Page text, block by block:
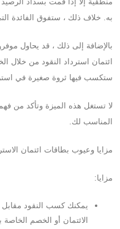
به. خلاف ذلك ، ستفوق الفائدة
بالإضافة إلى ذلك ، قد يحاول
ائتمان استرداد النقود من خلال
ستكسب فيها ثروة صغيرة في
لا تستغل هذه الميزة وتأكد من
المناسب لك.
مزايا وعيوب بطاقات ائتمان
مزايا:
يمكنك كسب النقود مقابل
الائتمان أو الخصم